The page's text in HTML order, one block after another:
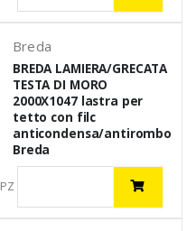
Breda
BREDA LAMIERA/GRECATA
TESTA DI MORO
2000X1047 lastra per
tetto con filc
anticondensa/antirombo
Breda
PZ